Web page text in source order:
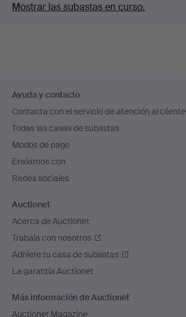
Mostrar las subastas en curso.
en
el
pie
de
página
Ayuda y contacto
Contacta con el servicio de atención al cliente
Todas las casas de subastas
Modos de pago
Enviamos con
Redes sociales
Auctionet
Acerca de Auctionet
Trabaja con nosotros
Adhiere tu casa de subastas
La garantía Auctionet
Más información de Auctionet
Auctionet Magazine